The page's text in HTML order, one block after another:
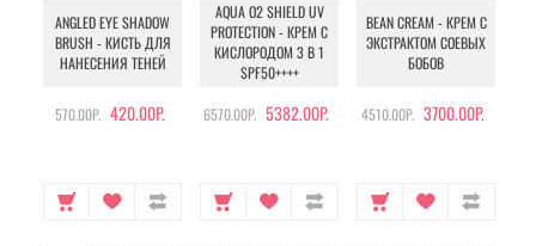
ANGLED EYE SHADOW
BRUSH - КИСТЬ ДЛЯ
НАНЕСЕНИЯ ТЕНЕЙ
570.00Р. 420.00Р.
AQUA O2 SHIELD UV
PROTECTION - КРЕМ С
КИСЛОРОДОМ 3 В 1
SPF50++++
6570.00Р. 5382.00Р.
BEAN CREAM - КРЕМ С
ЭКСТРАКТОМ СОЕВЫХ
БОБОВ
4510.00Р. 3700.00Р.